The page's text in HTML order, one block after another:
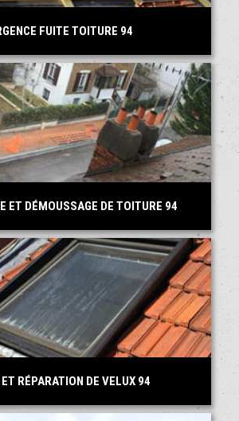
FUITE TOITURE 94
ET DÉMOUSSAGE DE TOITURE 94
RÉPARATION DE VELUX 94